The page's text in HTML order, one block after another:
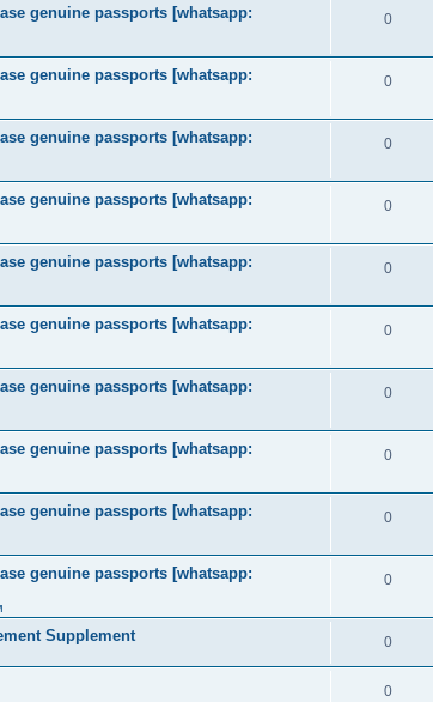
genuine passports [whatsapp:
0
genuine passports [whatsapp:
0
genuine passports [whatsapp:
0
genuine passports [whatsapp:
0
genuine passports [whatsapp:
0
genuine passports [whatsapp:
0
genuine passports [whatsapp:
0
genuine passports [whatsapp:
0
genuine passports [whatsapp:
0
genuine passports [whatsapp:
0
Supplement 0
0